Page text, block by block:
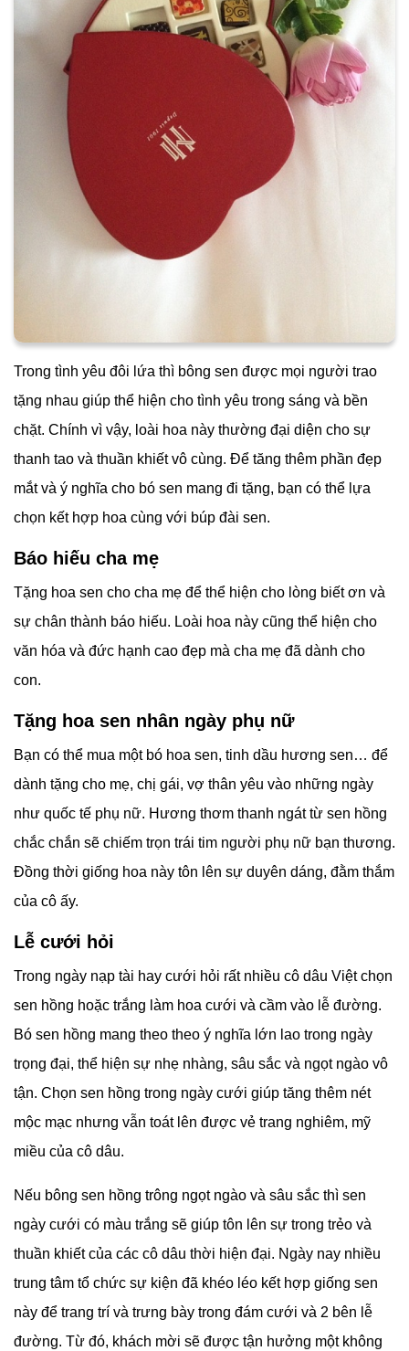
Trong tình yêu đôi lứa thì bông sen được mọi người trao
tặng nhau giúp thể hiện cho tình yêu trong sáng và bền
chặt. Chính vì vậy, loài hoa này thường đại diện cho sự
thanh tao và thuần khiết vô cùng. Để tăng thêm phần đẹp
mắt và ý nghĩa cho bó sen mang đi tặng, bạn có thể lựa
chọn kết hợp hoa cùng với búp đài sen.
Báo hiếu cha mẹ
Tặng hoa sen cho cha mẹ để thể hiện cho lòng biết ơn và
sự chân thành báo hiếu. Loài hoa này cũng thể hiện cho
văn hóa và đức hạnh cao đẹp mà cha mẹ đã dành cho
con.
Tặng hoa sen nhân ngày phụ nữ
Bạn có thể mua một bó hoa sen, tinh dầu hương sen… để
dành tặng cho mẹ, chị gái, vợ thân yêu vào những ngày
như quốc tế phụ nữ. Hương thơm thanh ngát từ sen hồng
chắc chắn sẽ chiếm trọn trái tim người phụ nữ bạn thương.
Đồng thời giống hoa này tôn lên sự duyên dáng, đằm thắm
của cô ấy.
Lễ cưới hỏi
Trong ngày nạp tài hay cưới hỏi rất nhiều cô dâu Việt chọn
sen hồng hoặc trắng làm hoa cưới và cầm vào lễ đường.
Bó sen hồng mang theo theo ý nghĩa lớn lao trong ngày
trọng đại, thể hiện sự nhẹ nhàng, sâu sắc và ngọt ngào vô
tận. Chọn sen hồng trong ngày cưới giúp tăng thêm nét
mộc mạc nhưng vẫn toát lên được vẻ trang nghiêm, mỹ
miều của cô dâu.
Nếu bông sen hồng trông ngọt ngào và sâu sắc thì sen
ngày cưới có màu trắng sẽ giúp tôn lên sự trong trẻo và
thuần khiết của các cô dâu thời hiện đại. Ngày nay nhiều
trung tâm tổ chức sự kiện đã khéo léo kết hợp giống sen
này để trang trí và trưng bày trong đám cưới và 2 bên lễ
đường. Từ đó, khách mời sẽ được tận hưởng một không